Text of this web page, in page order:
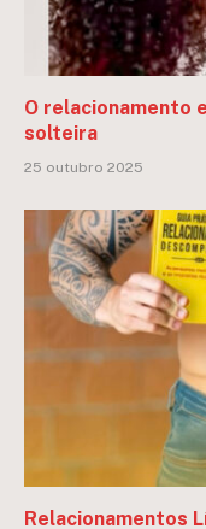
O relacionamento
solteira
25 outubro 2025
Relacionamentos